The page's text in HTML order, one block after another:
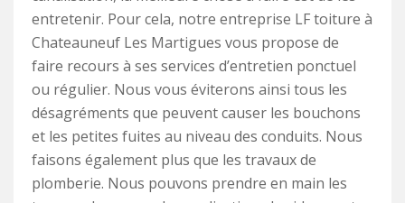
entretenir. Pour cela, notre entreprise LF toiture à
Chateauneuf Les Martigues vous propose de
faire recours à ses services d’entretien ponctuel
ou régulier. Nous vous éviterons ainsi tous les
désagréments que peuvent causer les bouchons
et les petites fuites au niveau des conduits. Nous
faisons également plus que les travaux de
plomberie. Nous pouvons prendre en main les